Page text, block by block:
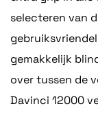
selecteren van
gemakkelijk
over tussen de
Davinci 12000